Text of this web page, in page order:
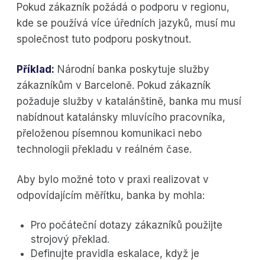
Pokud zákazník požádá o podporu v regionu,
kde se používá více úředních jazyků, musí mu
společnost tuto podporu poskytnout.
Příklad: Národní banka poskytuje služby
zákazníkům v Barceloně. Pokud zákazník
požaduje služby v katalánštině, banka mu musí
nabídnout katalánsky mluvícího pracovníka,
přeloženou písemnou komunikaci nebo
technologii překladu v reálném čase.
Aby bylo možné toto v praxi realizovat v
odpovídajícím měřítku, banka by mohla:
Pro počáteční dotazy zákazníků použijte
strojový překlad.
Definujte pravidla eskalace, když je